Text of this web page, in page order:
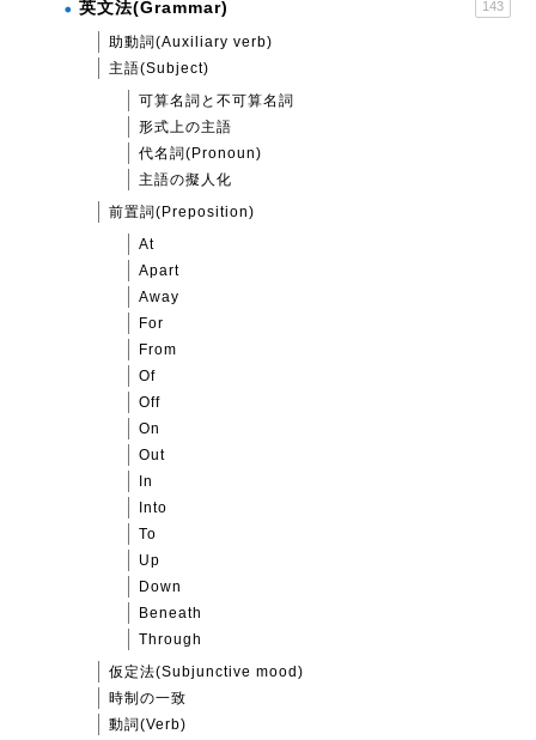
英文法(Grammar) 143
助動詞(Auxiliary verb)
主語(Subject)
可算名詞と不可算名詞
形式上の主語
代名詞(Pronoun)
主語の擬人化
前置詞(Preposition)
At
Apart
Away
For
From
Of
Off
On
Out
In
Into
To
Up
Down
Beneath
Through
仮定法(Subjunctive mood)
時制の一致
動詞(Verb)